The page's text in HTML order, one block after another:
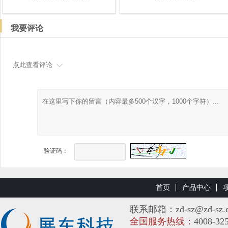
我要评论
点此查看评论
验证码：
首页 产品中心
联系邮箱：zd-sz@zd-
全国服务热线： 4008-